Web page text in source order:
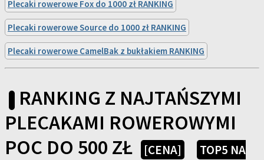
Plecaki rowerowe Fox do 1000 zł RANKING
Plecaki rowerowe Source do 1000 zł RANKING
Plecaki rowerowe CamelBak z bukłakiem RANKING
RANKING Z NAJTAŃSZYMI
PLECAKAMI ROWEROWYMI
POC DO 500 ZŁ
[CENA]
TOP5 NA